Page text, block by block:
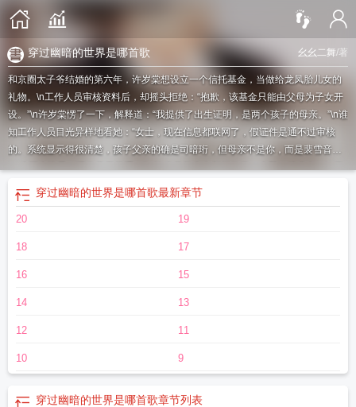
幺幺二舞/著
穿过幽暗的世界是哪首歌
和京圈太子爷结婚的第六年，许岁棠想设立一个信托基金，当做给龙凤胎儿女的
礼物。\n工作人员审核资料后，却摇头拒绝：“抱歉，该基金只能由父母为子女开
设。”\n许岁棠愣了一下，解释道：“我提供了出生证明，是两个孩子的母亲。”\n谁
知工作人员目光异样地看她：“女士，现在信息都联网了，假证件是通不过审核
的。系统显示得很清楚，孩子父亲的确是司暗珩，但母亲不是你，而是裴雪音。”
雪音，是她丈夫刻骨铭心的初恋。\n两人隔着司裴两家的血海世仇，早已断了联
系。\n可如今，她十月怀胎，拼死生下的儿女，竟成了丈夫和裴雪音的孩子......\n
这怎么可能？
她穿过幽暗岁月后续大结局
穿过幽暗的世界是哪首歌最新章节
20 19
18 17
16 15
14 13
12 11
10 9
穿过幽暗的世界是哪首歌章节列表